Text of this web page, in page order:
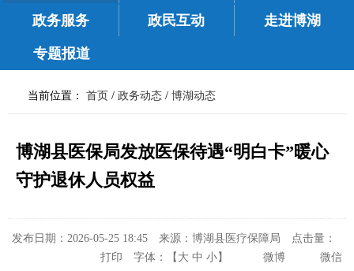
政务服务 政民互动 走进博湖
专题报道
当前位置： 首页 / 政务动态 / 博湖动态
博湖县医保局发放医保待遇“明白卡”暖心
守护退休人员权益
发布日期：2026-05-25 18:45 来源：博湖县医疗保障局
点击量：
打印
字体：【 大 中 小】 微博 微信